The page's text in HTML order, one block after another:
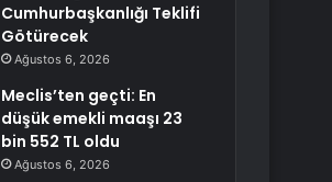
Cumhurbaşkanlığı Teklifi
Götürecek
Ağustos 6, 2026
Meclis’ten geçti: En
düşük emekli maaşı 23
bin 552 TL oldu
Ağustos 6, 2026